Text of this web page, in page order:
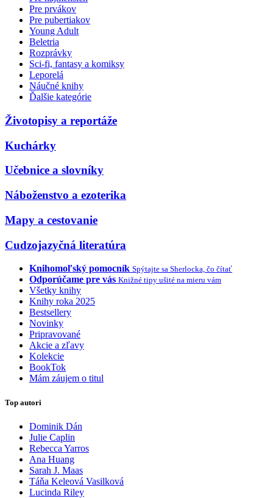
Pre prvákov
Pre pubertiakov
Young Adult
Beletria
Rozprávky
Sci-fi, fantasy a komiksy
Leporelá
Náučné knihy
Ďalšie kategórie
Životopisy a reportáže
Kuchárky
Učebnice a slovníky
Náboženstvo a ezoterika
Mapy a cestovanie
Cudzojazyčná literatúra
Knihomoľský pomocník Spýtajte sa Sherlocka, čo čítať
Odporúčame pre vás Knižné tipy ušité na mieru vám
Všetky knihy
Knihy roka 2025
Bestsellery
Novinky
Pripravované
Akcie a zľavy
Kolekcie
BookTok
Mám záujem o titul
Top autori
Dominik Dán
Julie Caplin
Rebecca Yarros
Ana Huang
Sarah J. Maas
Táňa Keleová Vasilková
Lucinda Riley